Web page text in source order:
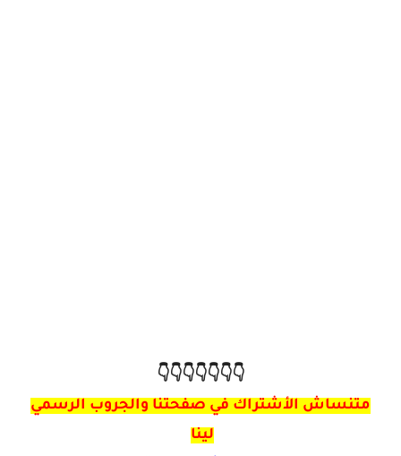
👇👇👇👇👇👇👇
متنساش الأشتراك في صفحتنا والجروب الرسمي
لينا